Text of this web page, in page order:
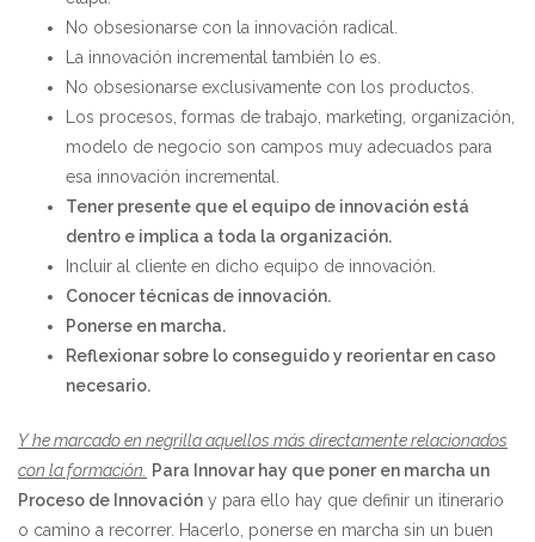
No obsesionarse con la innovación radical.
La innovación incremental también lo es.
No obsesionarse exclusivamente con los productos.
Los procesos, formas de trabajo, marketing, organización,
modelo de negocio son campos muy adecuados para
esa innovación incremental.
Tener presente que el equipo de innovación está
dentro e implica a toda la organización.
Incluir al cliente en dicho equipo de innovación.
Conocer técnicas de innovación.
Ponerse en marcha.
Reflexionar sobre lo conseguido y reorientar en caso
necesario.
Y he marcado en negrilla aquellos más directamente relacionados
con la formación.
Para Innovar hay que poner en marcha un
Proceso de Innovación y para ello hay que definir un itinerario
o camino a recorrer. Hacerlo, ponerse en marcha sin un buen